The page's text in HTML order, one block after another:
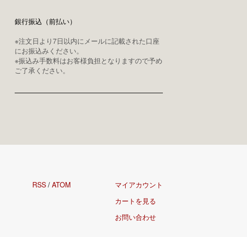
銀行振込（前払い）
※注文日より7日以内にメールに記載された口座
にお振込みください。
※振込み手数料はお客様負担となりますので予め
ご了承ください。
RSS / ATOM
マイアカウント
カートを見る
お問い合わせ